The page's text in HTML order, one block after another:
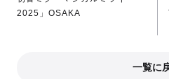
2025」OSAKA
一覧に